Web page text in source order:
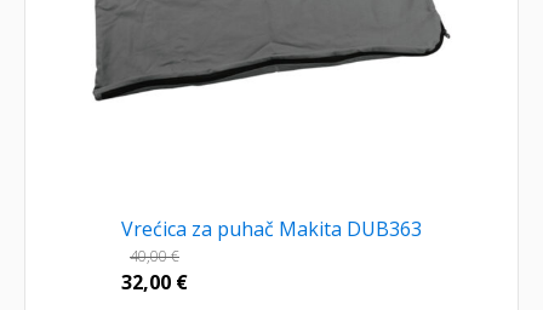
Vrećica za puhač Makita DUB363
40,00€
32,00 €